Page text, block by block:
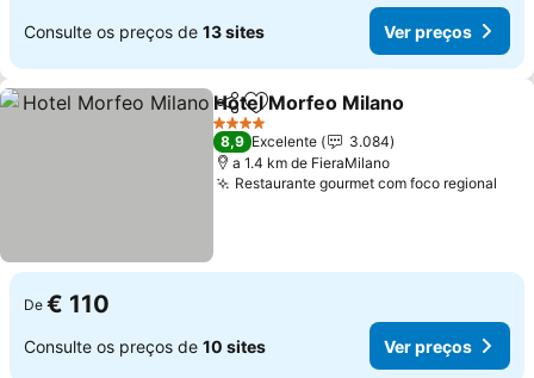
Consulte os preços de 13 sites Ver preços
PartilharAdicionar aos favoritos
Hotel Morfeo Milano
4 Estrelas
8,9 Excelente
3.084
a 1.4 km de FieraMilano
Restaurante gourmet com foco regional
De € 110
Consulte os preços de 10 sites Ver preços